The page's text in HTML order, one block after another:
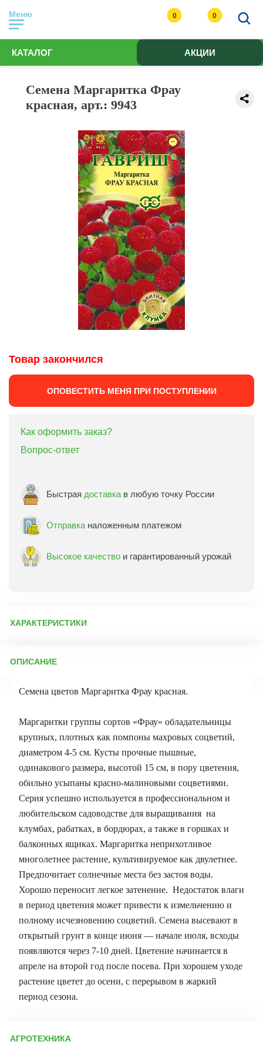
Меню 0 0
КАТАЛОГ АКЦИИ
Семена Маргаритка Фрау
красная, арт.: 9943
Товар закончился
ОПОВЕСТИТЬ МЕНЯ ПРИ ПОСТУПЛЕНИИ
Как оформить заказ?
Вопрос-ответ
Быстрая доставка в любую точку России
Отправка наложенным платежом
Высокое качество и гарантированный урожай
ХАРАКТЕРИСТИКИ
Бренд товара:
ОПИСАНИЕ
Семена цветов Маргаритка Фрау красная.
Маргаритки группы сортов «Фрау» обладательницы
крупных, плотных как помпоны махровых соцветий,
диаметром 4-5 см. Кусты прочные пышные,
одинакового размера, высотой 15 см, в пору цветения,
обильно усыпаны красно-малиновыми соцветиями.
Серия успешно используется в профессиональном и
любительском садоводстве для выращивания на
клумбах, рабатках, в бордюрах, а также в горшках и
балконных ящиках. Маргаритка неприхотливое
многолетнее растение, культивируемое как двулетнее.
Предпочитает солнечные места без застоя воды.
Хорошо переносит легкое затенение. Недостаток влаги
в период цветения может привести к измельчению и
полному исчезновению соцветий. Семена высевают в
открытый грунт в конце июня — начале июля, всходы
появляются через 7-10 дней. Цветение начинается в
апреле на второй год после посева. При хорошем уходе
растение цветет до осени, с перерывом в жаркий
период сезона.
АГРОТЕХНИКА